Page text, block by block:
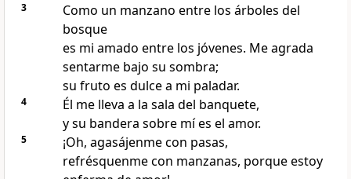
3
Como un manzano entre los árboles del
bosque
es mi amado entre los jóvenes. Me agrada
sentarme bajo su sombra;
su fruto es dulce a mi paladar.
4
Él me lleva a la sala del banquete,
y su bandera sobre mí es el amor.
5
¡Oh, agasájenme con pasas,
refrésquenme con manzanas, porque estoy